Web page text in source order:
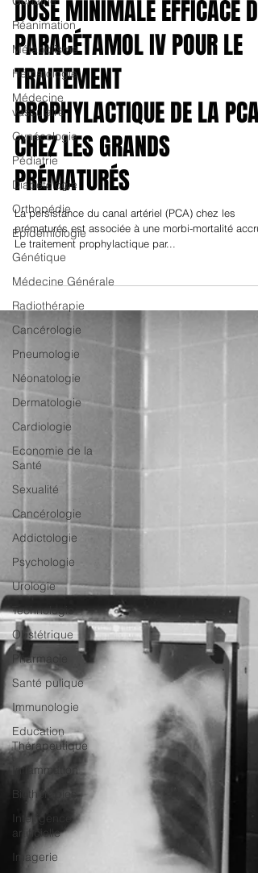
Réanimation
Métabolisme
Hématologie
Médecine
vasculaire
Gynécologie
Pédiatrie
Diabétologie
Orthopédie
Epidémiologie
Génétique
Médecine Générale
Radiothérapie
Cancérologie
Pneumologie
Néonatologie
Dermatologie
Cardiologie
Economie de la
Santé
Sexualité
Cancérologie
Addictologie
Psychologie
Urologie
Technologie
Obstétrique
Pharmacie
Santé pulique
Immunologie
Education
Thérapeutique
Inflammation
Biothérapies
Intelligence
artificielle
Imagerie
Pédiatrie
DOSE MINIMALE EFFICACE DU
PARACÉTAMOL IV POUR LE
TRAITEMENT
PROPHYLACTIQUE DE LA PCA
CHEZ LES GRANDS
PRÉMATURÉS
La persistance du canal artériel (PCA) chez les
prématurés est associée à une morbi-mortalité
Le traitement prophylactique par...